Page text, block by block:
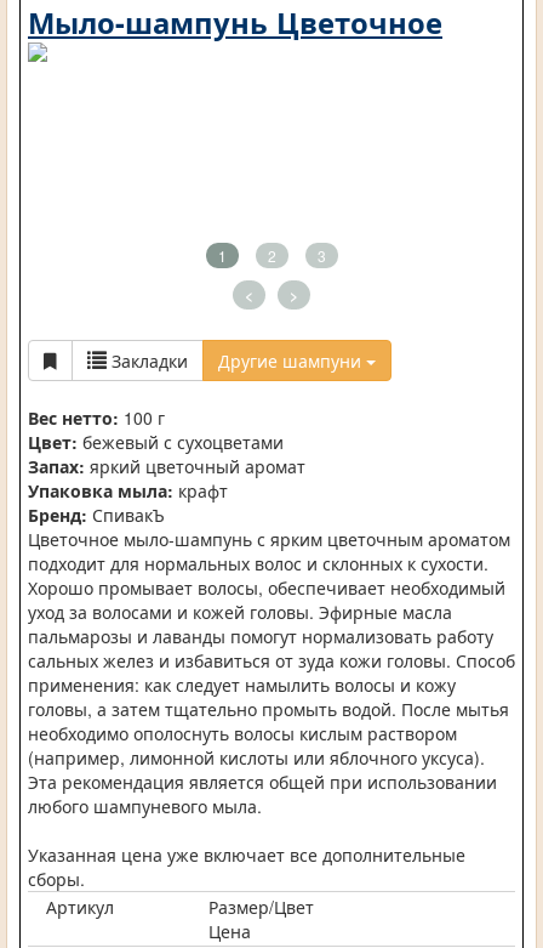
Мыло-шампунь Цветочное
1 2 3
< >
Закладки Другие шампуни
Вес нетто: 100 г
Цвет: бежевый с сухоцветами
Запах: яркий цветочный аромат
Упаковка мыла: крафт
Бренд: СпивакЪ
Цветочное мыло-шампунь с ярким цветочным ароматом
подходит для нормальных волос и склонных к сухости.
Хорошо промывает волосы, обеспечивает необходимый
уход за волосами и кожей головы. Эфирные масла
пальмарозы и лаванды помогут нормализовать работу
сальных желез и избавиться от зуда кожи головы. Способ
применения: как следует намылить волосы и кожу
головы, а затем тщательно промыть водой. После мытья
необходимо ополоснуть волосы кислым раствором
(например, лимонной кислоты или яблочного уксуса).
Эта рекомендация является общей при использовании
любого шампуневого мыла.
Указанная цена уже включает все дополнительные
сборы.
Артикул
Размер/Цвет
Цена